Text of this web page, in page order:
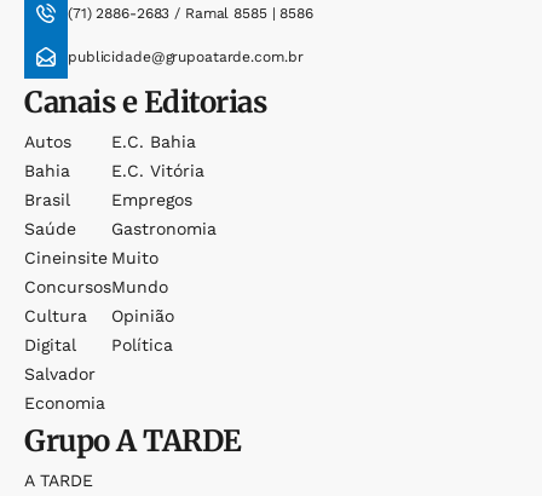
(71) 2886-2683 / Ramal 8585 | 8586
publicidade@grupoatarde.com.br
Canais e Editorias
Autos
Bahia
Brasil
Saúde
Cineinsite
Concursos
Cultura
Digital
Salvador
Economia
E.c. Bahia
E.c. Vitória
Empregos
Gastronomia
Muito
Mundo
Opinião
Política
GrupoA TARDE
A TARDE